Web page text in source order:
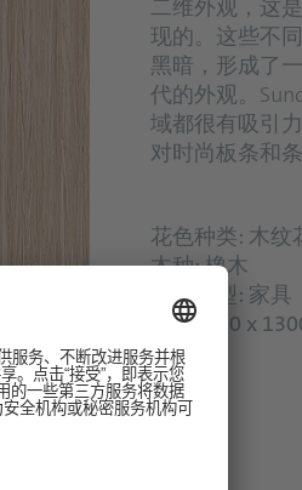
二维外观，这
现的。这些不
黑暗，形成了
代的外观。
域都很有吸引
对时尚板条和
花色种类: 木纹
木种: 橡木
应用类型: 家具
尺寸: 650 x